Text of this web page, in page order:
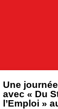
Une
avec « Du
l’Emploi »